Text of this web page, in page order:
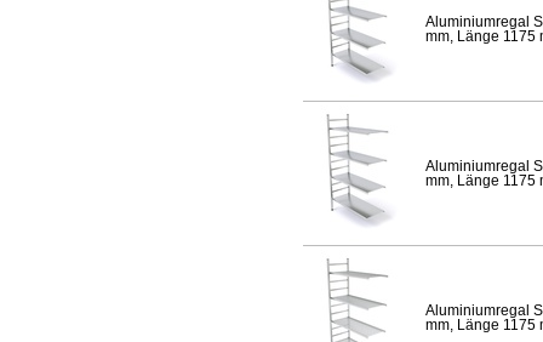
Aluminiumregal
mm, Länge 1175
Aluminiumregal
mm, Länge 1175
Aluminiumregal
mm, Länge 1175